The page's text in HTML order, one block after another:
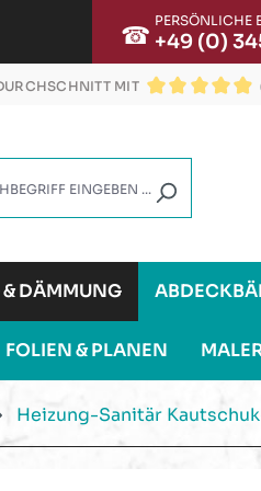
☎ PERSÖNLICHE
+49 (0)
MIT
DÄMMUNG
FOLIEN & PLANEN
Heizung-Sanitär